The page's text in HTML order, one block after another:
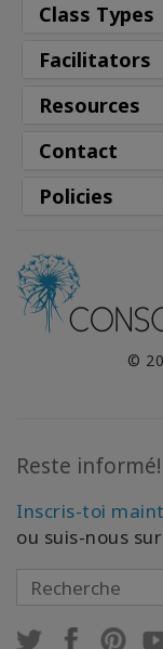
Class Types
Facilitators
Resources
Contact
Policies
©
Reste informé!
Inscris-toi
ou suis-nous